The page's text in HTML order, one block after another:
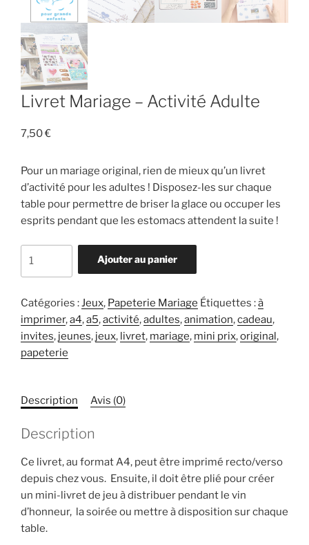
Livret Mariage – Activité Adulte
7,50€
Pour un mariage original, rien de mieux qu’un livret
d’activité pour les adultes ! Disposez-les sur chaque
table pour permettre de briser la glace ou occuper les
esprits pendant que les estomacs attendent la suite !
Mariage
-
Activité
Adulte
Ajouter au panier
Catégories :Jeux, Papeterie Mariage Étiquettes :à
imprimer,a4,a5,activité,adultes,animation,cadeau,
invites, jeunes, jeux, livret, mariage, mini prix,original,
papeterie
Description Avis (0)
Description
Ce livret, au format A4, peut être imprimé recto/verso
depuis chez vous. Ensuite, il doit être plié pour créer
un mini-livret de jeu à distribuer pendant le vin
d’honneur, la soirée ou mettre à disposition sur chaque
table.